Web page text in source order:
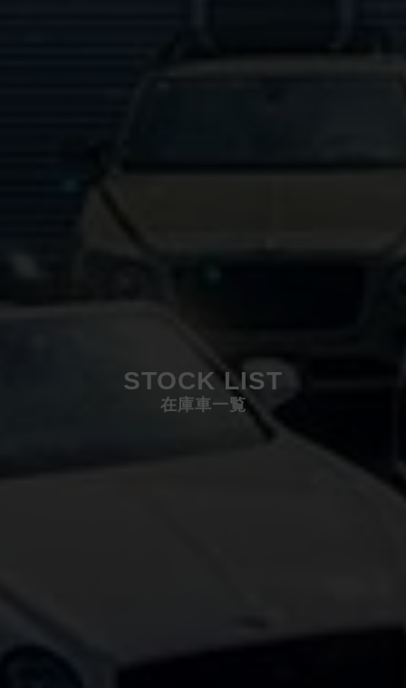
STOCK LIST
在庫車一覧